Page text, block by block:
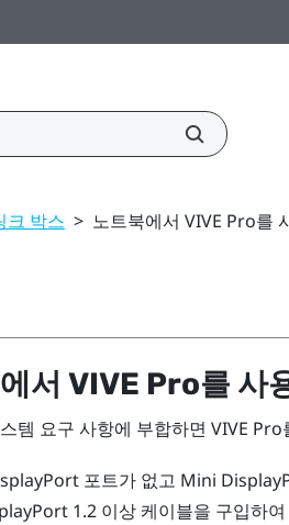
크 박스 > 노트북에서 VIVE Pro를
서 VIVE Pro를 사
템 요구 사항에 부합하면 VIVE Pro
포트가 없고 Mini
1.2 이상 케이블을 구입하